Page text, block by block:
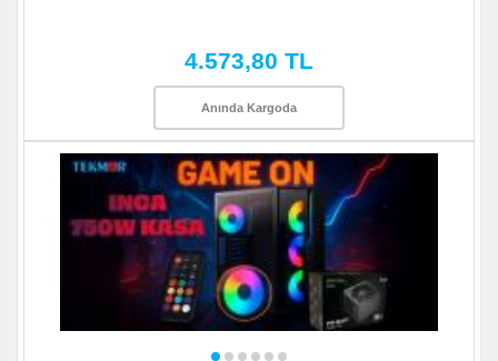
4.573,80 TL
Anında Kargoda